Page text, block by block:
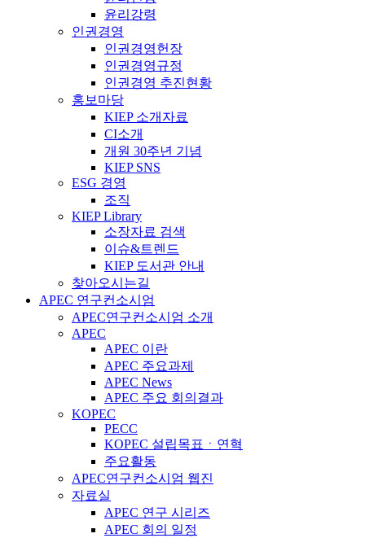
윤리강령
인권경영
인권경영헌장
인권경영규정
인권경영 추진현황
홍보마당
KIEP 소개자료
CI소개
개원 30주년 기념
KIEP SNS
ESG 경영
조직
KIEP Library
소장자료 검색
이슈&트렌드
KIEP 도서관 안내
찾아오시는길
APEC 연구컨소시엄
APEC연구컨소시엄 소개
APEC
APEC 이란
APEC 주요과제
APEC News
APEC 주요 회의결과
KOPEC
PECC
KOPEC 설립목표ㆍ연혁
주요활동
APEC연구컨소시엄 웹진
자료실
APEC 연구 시리즈
APEC 회의 일정